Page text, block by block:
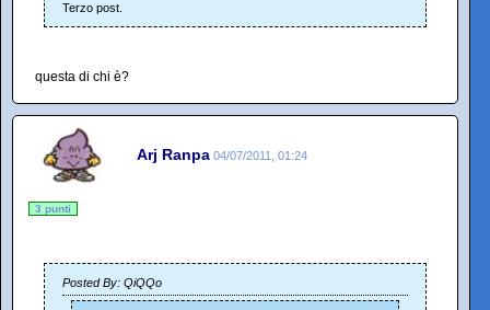
Terzo post.
questa di chi è?
Arj Ranpa 04/07/2011, 01:24
3 punti
Posted By: QiQQo